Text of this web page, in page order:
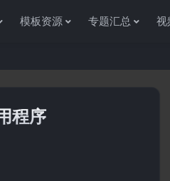
模板资源 专题汇总 视
程序
资源!如果遇到任何问题或是网站